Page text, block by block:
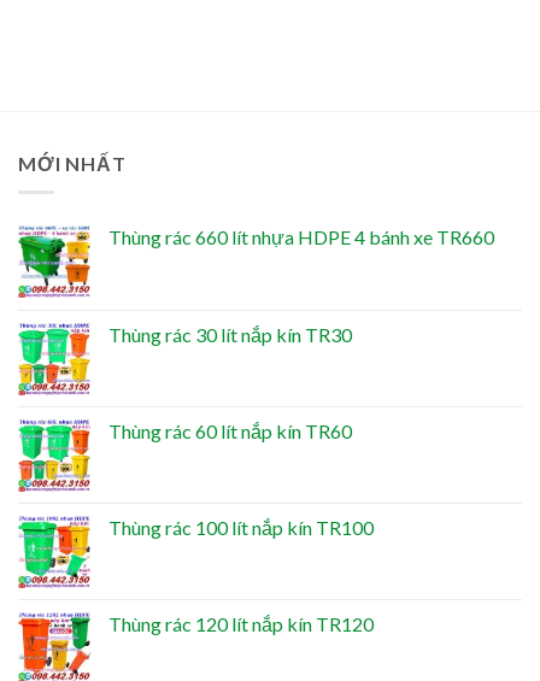
MỚI NHẤT
Thùng rác 660 lít nhựa HDPE 4 bánh xe TR660
Thùng rác 30 lít nắp kín TR30
Thùng rác 60 lít nắp kín TR60
Thùng rác 100 lít nắp kín TR100
Thùng rác 120 lít nắp kín TR120